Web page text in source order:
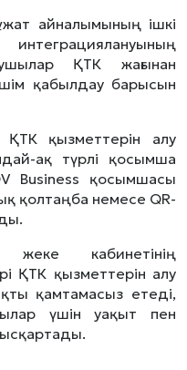
айналымының ішкі
ҚТК жағынан
қабылдау барысын
қызметтерін алу
ақ түрлі қосымша
Business қосымшасы
қолтаңба немесе QR-
кабинетінің
ҚТК қызметтерін алу
қамтамасыз етеді,
үшін уақыт пен